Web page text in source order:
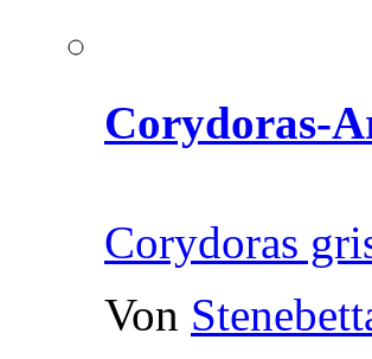
Corydoras-
Corydoras
Von